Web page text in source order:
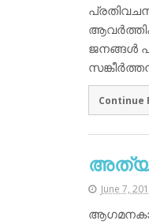
ജനങ്ങള്‍
Continue
June 7,